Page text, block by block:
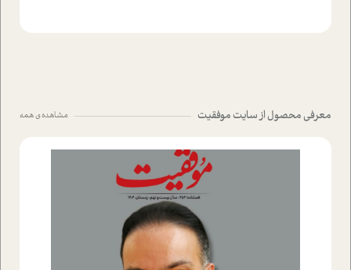
معرفی محصول از سایت موفقیت مشاهده ی همه